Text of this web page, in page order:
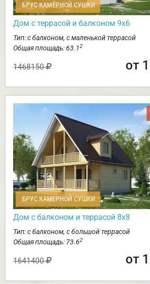
БРУС КАМЕРНОЙ СУШКИ
Дом с террасой и балконом 9х6
Тип: с балконом, с маленькой террасой
Общая площадь: 63.12
1468150 от
БРУС КАМЕРНОЙ СУШКИ
Дом с балконом и террасой 8х8
Тип: с балконом, с большой террасой
Общая площадь: 73.62
1641400 от